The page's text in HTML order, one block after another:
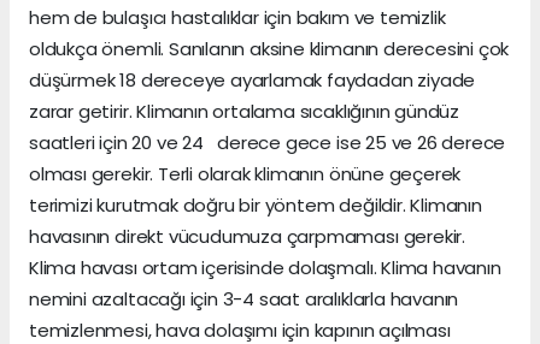
hem de bulaşıcı hastalıklar için bakım ve temizlik
oldukça önemli. Sanılanın aksine klimanın derecesini çok
düşürmek 18 dereceye ayarlamak faydadan ziyade
zarar getirir. Klimanın ortalama sıcaklığının gündüz
saatleri için 20 ve 24 derece gece ise 25 ve 26 derece
olması gerekir. Terli olarak klimanın önüne geçerek
terimizi kurutmak doğru bir yöntem değildir. Klimanın
havasının direkt vücudumuza çarpmaması gerekir.
Klima havası ortam içerisinde dolaşmalı. Klima havanın
nemini azaltacağı için 3-4 saat aralıklarla havanın
temizlenmesi, hava dolaşımı için kapının açılması